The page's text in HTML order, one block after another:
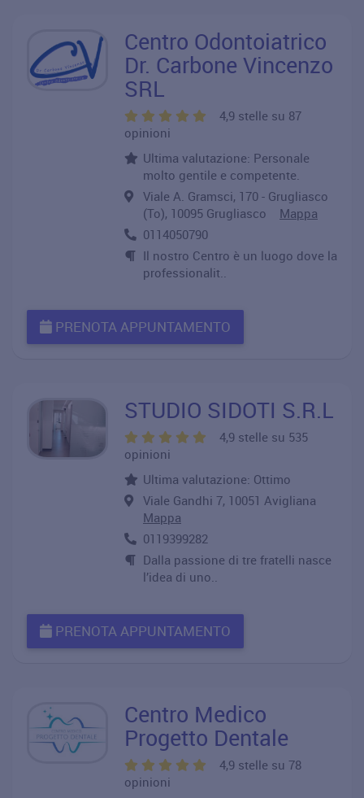
Centro Odontoiatrico
Dr. Carbone Vincenzo
SRL
4,9 stelle su 87
opinioni
Ultima valutazione: Personale
molto gentile e competente.
Viale A. Gramsci, 170 - Grugliasco
(To), 10095 Grugliasco Mappa
0114050790
Il nostro Centro è un luogo dove la
professionalit..
PRENOTA APPUNTAMENTO
STUDIO SIDOTI S.R.L
4,9 stelle su 535
opinioni
Ultima valutazione: Ottimo
Viale Gandhi 7, 10051 Avigliana
Mappa
0119399282
Dalla passione di tre fratelli nasce
l’idea di uno..
PRENOTA APPUNTAMENTO
Centro Medico
Progetto Dentale
4,9 stelle su 78
opinioni